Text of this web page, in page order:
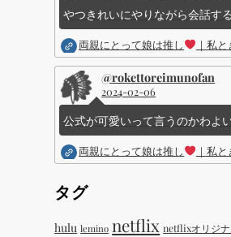
やつきれいにやりながら会話す
両親にとって娘は推し ｜私
@rokettoreimunofan
2024-02-06
公式が可愛いって言うのかわよ
両親にとって娘は推し ｜私
タグ
hulu lemino netflix netflixオリジ